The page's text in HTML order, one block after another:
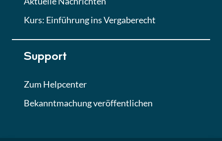
Kurs: Einführung ins Vergaberecht
Support
Zum Helpcenter
Bekanntmachung veröffentlichen